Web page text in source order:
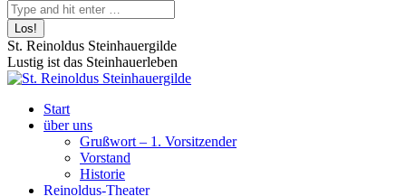
St. Reinoldus Steinhauergilde
Lustig ist das Steinhauerleben
Start
über uns
Grußwort – 1. Vorsitzender
Vorstand
Historie
Reinoldus-Theater